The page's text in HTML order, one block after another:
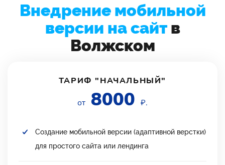
Внедрение мобильной
версии на сайтв
Волжском
ТАРИФ "НАЧАЛЬНЫЙ"
от 8000 ₽.
Создание мобильной версии (адаптивной верстки)
для простого сайта или лендинга